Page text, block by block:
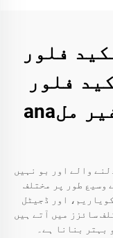
فلور
فلور
ٹائیل سیریز میں غیر ملana
والے اور بو نہیں
وسیع طور پر مختلف
اور ڈجیٹل
سائزز میں آتے ہیں
بہتر بنانا ہے۔